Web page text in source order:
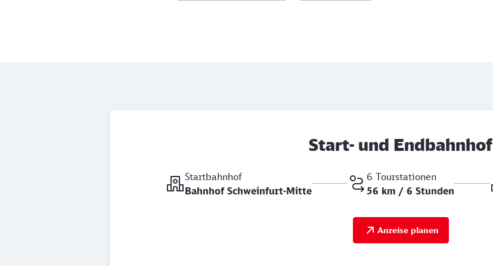
Start- und Endbahnhof
Startbahnhof
Bahnhof Schweinfurt-Mitte
6 Tourstationen
56 km / 6 Stunden
Anreise planen